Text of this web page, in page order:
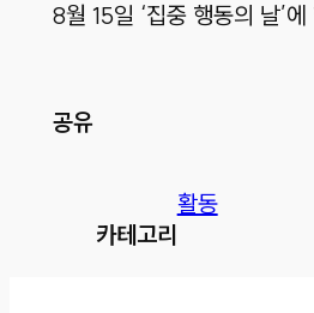
8월 15일 ‘집중 행동의 날’
공유
카테고리
활동